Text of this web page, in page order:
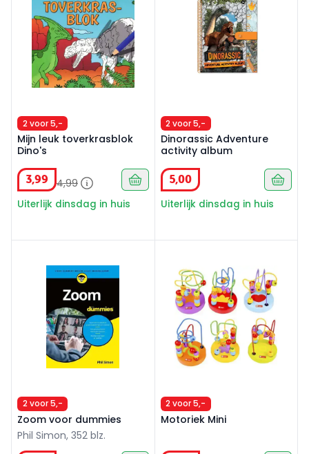
2 voor 5,-
Mijn leuk toverkrasblok
Dino's
3,99 4,99
Uiterlijk dinsdag in huis
2 voor 5,-
Dinorassic Adventure
activity album
5,00
Uiterlijk dinsdag in huis
2 voor 5,-
Zoom voor dummies
Phil Simon, 352 blz.
2 voor 5,-
Motoriek Mini